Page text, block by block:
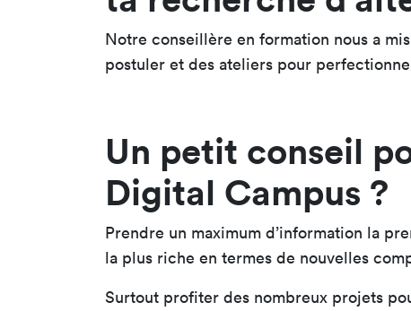
Notre conseillère en formation nous a
postuler et des ateliers pour
Un petit conseil
Digital Campus ?
Prendre un maximum d’information la
la plus riche en termes de nouvelles
Surtout profiter des nombreux projets